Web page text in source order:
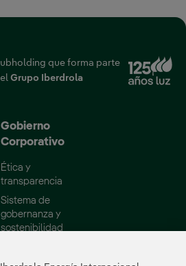
que forma parte
Grupo IberdrolaEnlace externo, se
externo, se abre en ventana nueva.
Gobierno
Corporativo
Ética y
transparencia
Sistema de
gobernanza y
sostenibilidad
Administración